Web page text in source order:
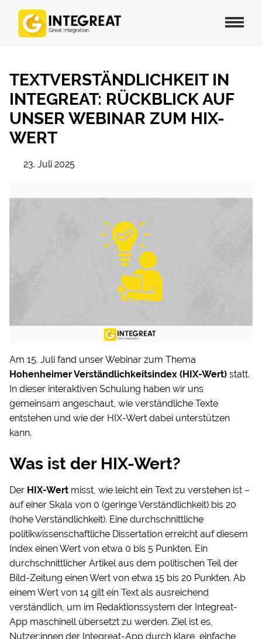
TEXTVERSTÄNDLICHKEIT IN
INTEGREAT: RÜCKBLICK AUF
UNSER WEBINAR ZUM HIX-
WERT
23. Juli 2025
Am 15. Juli fand unser Webinar zum Thema
Hohenheimer Verständlichkeitsindex (HIX-Wert) statt.
In dieser interaktiven Schulung haben wir uns
gemeinsam angeschaut, wie verständliche Texte
entstehen und wie der HIX-Wert dabei unterstützen
kann.
Was ist der HIX-Wert?
Der HIX-Wert misst, wie leicht ein Text zu verstehen ist –
auf einer Skala von 0 (geringe Verständlichkeit) bis 20
(hohe Verständlichkeit). Eine durchschnittliche
politikwissenschaftliche Dissertation erreicht auf diesem
Index einen Wert von etwa 0 bis 5 Punkten. Ein
durchschnittlicher Artikel aus dem politischen Teil der
Bild-Zeitung einen Wert von etwa 15 bis 20 Punkten. Ab
einem Wert von 14 gilt ein Text als ausreichend
verständlich, um im Redaktionssystem der Integreat-
App maschinell übersetzt zu werden. Ziel ist es,
Nutzer:innen der Integreat-App durch klare, einfache